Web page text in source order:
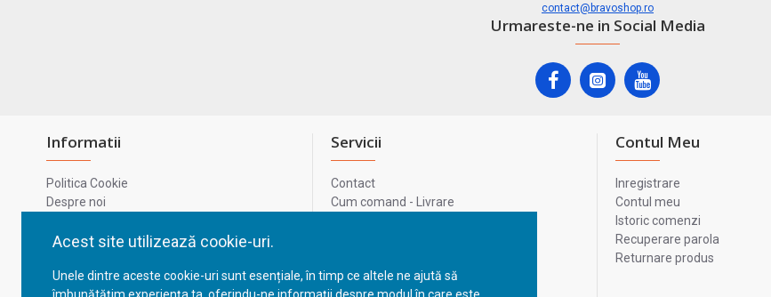
Acest site utilizează cookie-uri.
Unele dintre aceste cookie-uri sunt esențiale, în timp ce altele ne ajută să
contact@bravoshop.ro
Urmareste-ne in Social Media
Informatii
Politica Cookie
Despre noi
Confidentialitate
GDPR - Datele tale
Servicii
Contact
Cum comand - Livrare
ANPC
Contul Meu
Inregistrare
Contul meu
Istoric comenzi
Recuperare parola
Returnare produs